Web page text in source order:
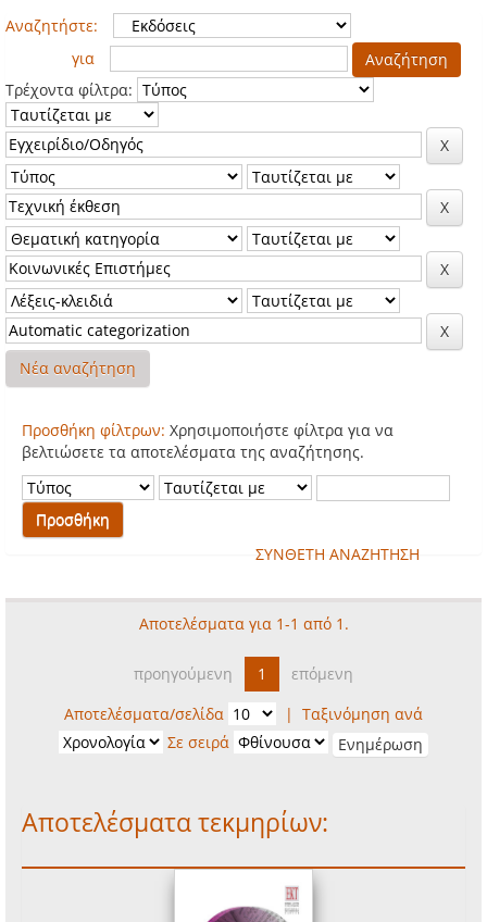
Αναζητήστε:
για
Τρέχοντα φίλτρα:
Νέα αναζήτηση
Προσθήκη φίλτρων: Χρησιμοποιήστε φίλτρα για να
βελτιώσετε τα αποτελέσματα της αναζήτησης.
ΣΥΝΘΕΤΗ ΑΝΑΖΗΤΗΣΗ
Αποτελέσματα για 1-1 από 1.
προηγούμενη 1
επόμενη
Αποτελέσματα/σελίδα
| Ταξινόμηση ανά
Σε σειρά
Αποτελέσματα τεκμηρίων: